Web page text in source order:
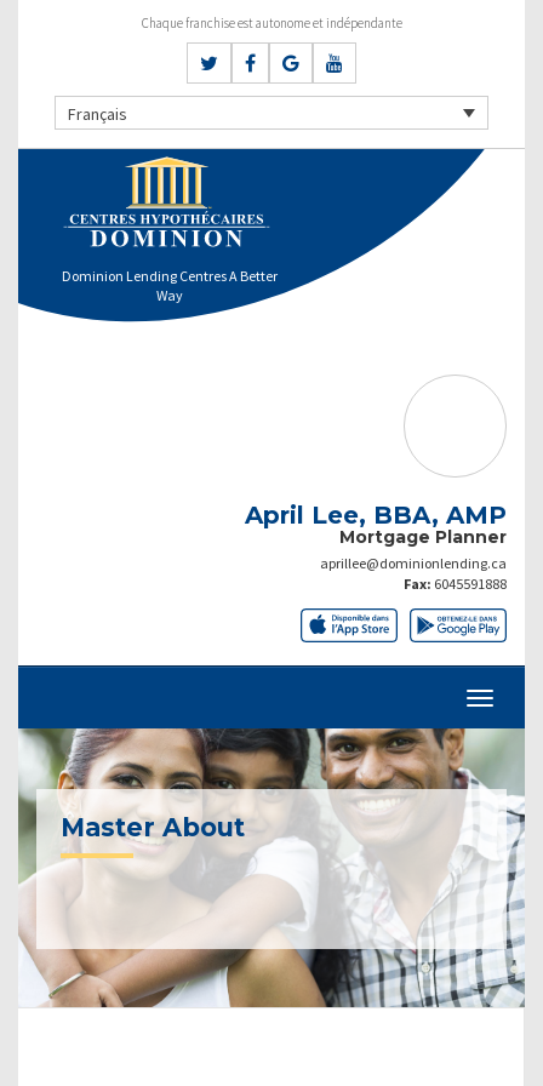
Chaque franchise est autonome et indépendante
Français
Dominion Lending Centres A Better
Way
April Lee, BBA, AMP
Mortgage Planner
aprillee@dominionlending.ca
Fax: 6045591888
Master About